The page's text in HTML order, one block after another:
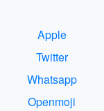
Apple
Twitter
Whatsapp
Openmoji